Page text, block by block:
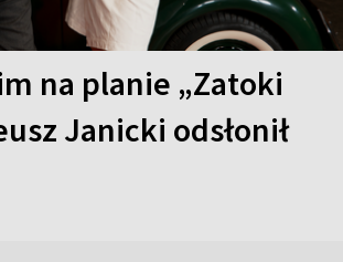
na planie „Zatoki
Janicki odsłonił